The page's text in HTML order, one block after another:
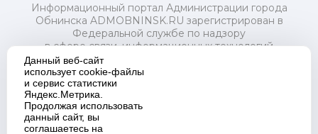
Информационный портал Администрации города
Обнинска ADMOBNINSK.RU зарегистрирован в
Федеральной службе по надзору
в сфере связи, информационных технологий
и массовых коммуникаций (Роскомнадзор) 24 июля
2018 года.
Свидетельство о регистрации Эл № ФС77-73321
Учредитель: Администрация (исполнительно-
распорядительный орган) городского округа "Город
Данный веб-сайт
использует cookie-файлы
и сервис статистики
Яндекс.Метрика.
Продолжая использовать
данный сайт, вы
соглашаетесь на